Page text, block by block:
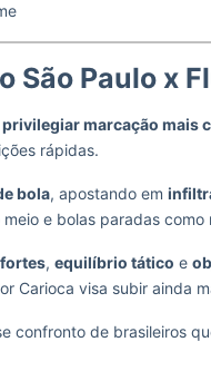
São Paulo x
privilegiar marcação mais
rápidas.
bola, apostando em
e bolas paradas como
, equilíbrio tático e
Carioca visa subir ainda
confronto de brasileiros